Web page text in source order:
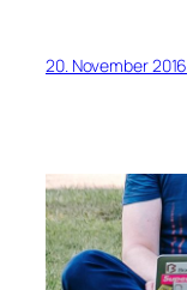
20. November 2016